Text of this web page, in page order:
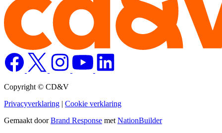
Copyright © CD&V
Privacyverklaring | Cookie verklaring
Gemaakt doorBrand Response met NationBuilder